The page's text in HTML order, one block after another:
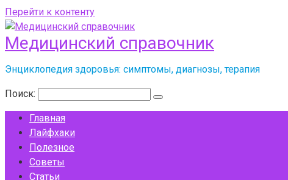
Перейти к контенту
Медицинский справочник
Энциклопедия здоровья: симптомы, диагнозы, терапия
Поиск:
Главная
Лайфхаки
Полезное
Советы
Статьи